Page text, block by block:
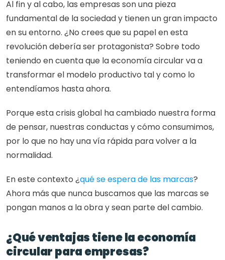
Al fin y al cabo, las empresas son una pieza
fundamental de la sociedad y tienen un gran impacto
en su entorno. ¿No crees que su papel en esta
revolución debería ser protagonista? Sobre todo
teniendo en cuenta que la economía circular va a
transformar el modelo productivo tal y como lo
entendíamos hasta ahora.
Porque esta crisis global ha cambiado nuestra forma
de pensar, nuestras conductas y cómo consumimos,
por lo que no hay una vía rápida para volver a la
normalidad.
En este contexto ¿qué se espera de las marcas?
Ahora más que nunca buscamos que las marcas se
pongan manos a la obra y sean parte del cambio.
¿Qué ventajas tiene la economía
circular para empresas?